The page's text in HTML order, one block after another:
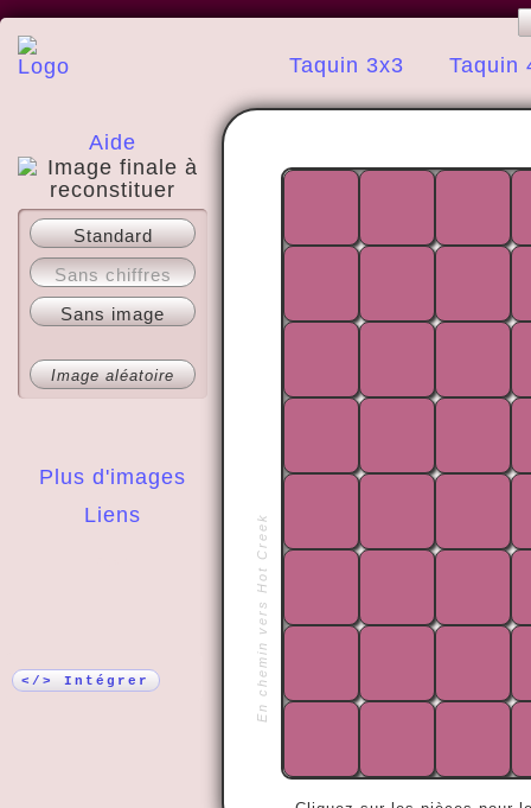
Taquin 3x3 Taquin
Aide
A propos
Plus d'images
Liens
Standard
Sans chiffres
Sans image
Image aléatoire
</> Intégrer En chemin vers Hot Creek